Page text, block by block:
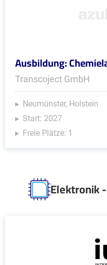
Ausbildung:
Transcoject GmbH
Neumünster, Holstein
Start: 2027
Freie Plätze: 1
Elektronik